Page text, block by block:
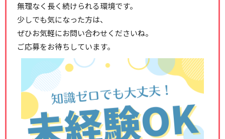
無理なく長く続けられる環境です。
少しでも気になった方は、
ぜひお気軽にお問い合わせくださいね。
ご応募をお待ちしています。